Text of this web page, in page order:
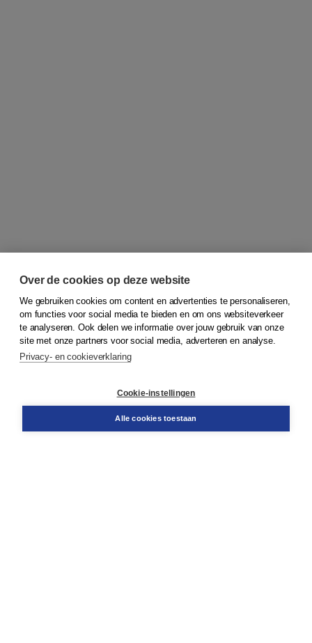
© 2026Koninklijke Boom uitgevers
Bestellen
Over de cookies op deze website
We gebruiken cookies om content en advertenties te personaliseren,
om functies voor social media te bieden en om ons websiteverkeer
te analyseren. Ook delen we informatie over jouw gebruik van onze
site met onze partners voor social media, adverteren en analyse.
Privacy- en cookieverklaring
Cookie-instellingen
Alle cookies toestaan